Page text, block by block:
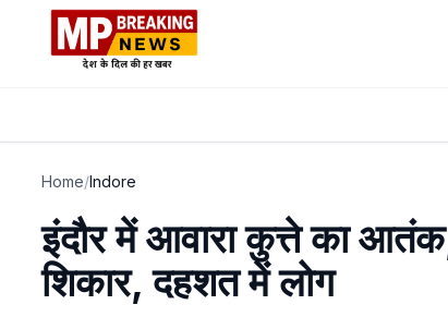
Home/Indore
इंदौर में आवारा कुत्ते का
शिकार, दहशत में लोग